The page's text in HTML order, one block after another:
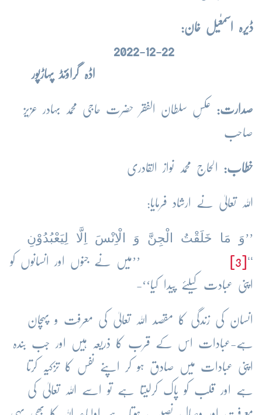
ڈیرہ اسمٰعیل خان:
22-12-2022
اڈہ گراؤنڈ پہاڑپور
صدارت: عکسِ سلطان الفقر حضرت حاجی محمد بہادر عزیز
صاحب
خطاب: الحاج محمد نواز القادری
اللہ تعالیٰ نے ارشاد فرمایا:
’’ وَ مَا خَلَقْتُ الْجِنَّ وَ الْاِنْسَ اِلَّا لِیَعْبُدُوْنِ
‘‘
’’میں نے جنوں اور انسانوں کو
اپنی عبادت کیلئے پیدا کیا‘‘-
انسان کی زندگی کا مقصد اللہ تعالیٰ کی معرفت و پہچان
ہے-عبادات اس کے قرب کا ذریعہ ہیں اور جب بندہ
اپنی عبادات میں صادق ہو کر اپنے نفس کا تزکیہ کرتا
ہے اور قلب کو پاک کرلیتا ہے تو اسے اللہ تعالیٰ کی